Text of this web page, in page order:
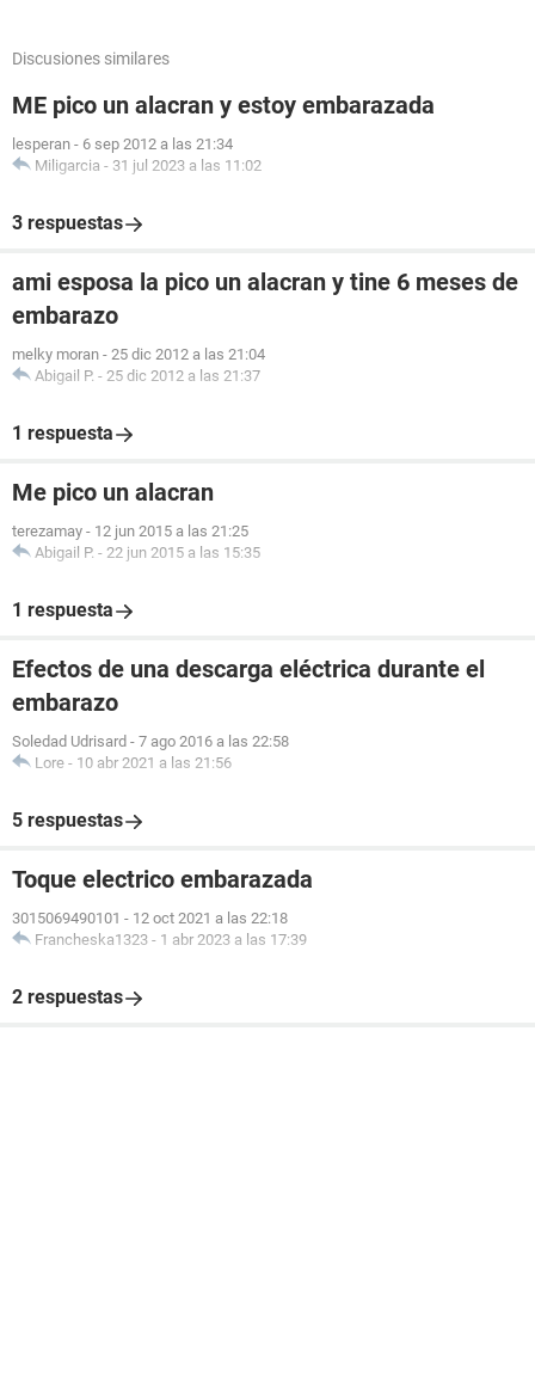
Discusiones similares
ME pico un alacran y estoy embarazada
lesperan - 6 sep 2012 a las 21:34
Miligarcia - 31 jul 2023 a las 11:02
3 respuestas
ami esposa la pico un alacran y tine 6 meses de
embarazo
melky moran - 25 dic 2012 a las 21:04
Abigail P. - 25 dic 2012 a las 21:37
1 respuesta
Me pico un alacran
terezamay - 12 jun 2015 a las 21:25
Abigail P. - 22 jun 2015 a las 15:35
1 respuesta
Efectos de una descarga eléctrica durante el
embarazo
Soledad Udrisard - 7 ago 2016 a las 22:58
Lore - 10 abr 2021 a las 21:56
5 respuestas
Toque electrico embarazada
3015069490101 - 12 oct 2021 a las 22:18
Francheska1323 - 1 abr 2023 a las 17:39
2 respuestas